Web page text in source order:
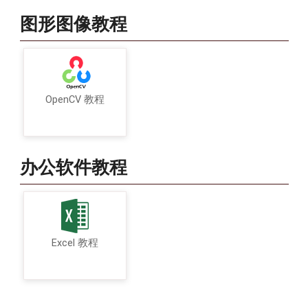
图形图像教程
OpenCV 教程
办公软件教程
Excel 教程